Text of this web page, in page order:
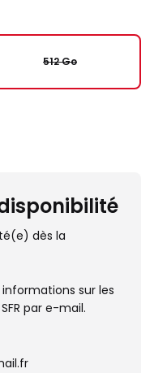
512 Go
dès la
sur les
par e-mail.